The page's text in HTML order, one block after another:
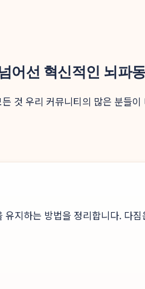
어선 혁신적인 뇌파
것 우리 커뮤니티의 많은 분들
지하는 방법을 정리합니다. 다